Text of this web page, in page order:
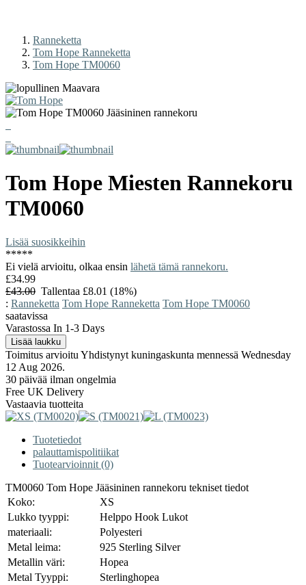
Ranneketta
Tom Hope Ranneketta
Tom Hope TM0060
Tom Hope Miesten Rannekoru
TM0060
Lisää suosikkeihin
*****
Ei vielä arvioitu, olkaa ensin lähetä tämä rannekoru.
£34.99
£43.00 Tallentaa £8.01 (18%)
: Ranneketta Tom Hope Ranneketta Tom Hope TM0060
saatavissa
Varastossa In 1-3 Days
Toimitus arvioitu Yhdistynyt kuningaskunta mennessä Wednesday
12 Aug 2026.
30 päivää ilman ongelmia
Free UK Delivery
Vastaavia tuotteita
Tuotetiedot
palauttamispolitiikat
Tuotearvioinnit (0)
TM0060 Tom Hope Jääsininen rannekoru tekniset tiedot
Koko:
XS
Lukko tyyppi:
Helppo Hook Lukot
materiaali:
Polyesteri
Metal leima:
925 Sterling Silver
Metallin väri:
Hopea
Metal Tyyppi:
Sterlinghopea